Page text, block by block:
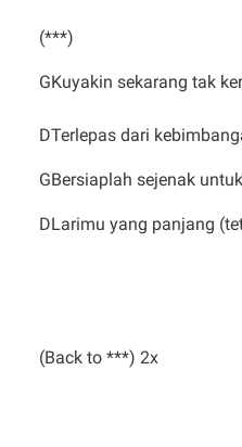
(***)
GKuyakin sekarang tak
DTerlepas dari
GBersiaplah sejenak
DLarimu yang panjang
(Back to ***) 2x